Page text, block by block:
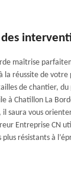
maîtrise
la réussite de
de chantier,
à Chatillon La
saura vous
Entreprise CN
résistants à